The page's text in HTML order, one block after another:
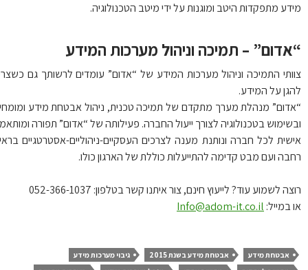
מתפקדות היטב ומוגנות על ידי מיטב הטכנולוגיה.
– תמיכה וניהול מערכות המידע
התמיכה וניהול מערכות המידע של “אדום” עומדים לרשותך גם כשצריך
על המידע.
מנהלת מערך מתקדם של תמיכה טכנית, ניהול אבטחת מידע ומומחית
בטכנולוגיה לצורך ייעול החברה. פעילותה של “אדום” תפורה ומותאמת
לכל חברה ונותנת מענה לצרכים העסקיים-ניהוליים-אסטרטגיים בראיה
ועם מבט קדימה להתייעלות כוללת של הארגון כולו.
לשמוע עוד? לייעוץ חינם, צור איתנו קשר בטלפון: 052-366-1037
במייל:Info@adom-it.co.il
אבטחת מידע אבטחת מידע בשנת 2015
גיבוי מערכות מידע